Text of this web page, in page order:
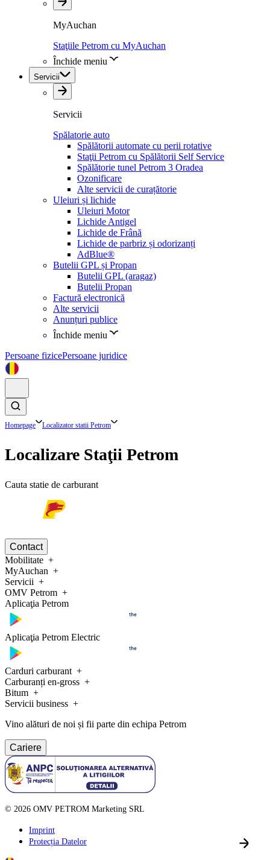
MyAuchan
Staţiile Petrom cu MyAuchan
Închide meniu
Servicii
Servicii
Spălatorie auto
Spălătorii automate cu perii rotative
Staţii Petrom cu Spălătorii Self Service
Spălătorie tunel Petrom 3 Oradea
Ozonificare
Alte servicii de curațătorie
Uleiuri și lichide
Uleiuri Motor
Lichide Antigel
Lichide de Frână
Lichide de parbriz și odorizanți
AdBlue®
Butelii GPL și Propan
Butelii GPL (aragaz)
Butelii Propan
Factură electronică
Alte servicii
Anunțuri publice
Închide meniu
Persoane fizicePersoane juridice
Homepage Localizator statii Petrom
Localizare Staţii Petrom
Cauta statie de carburant
Contact
Mobilitate
MyAuchan
Servicii
OMV Petrom
Aplicaţia Petrom
Aplicaţia Petrom Electric
Carduri carburant
Carburanți en-gross
Bitum
Servicii business
Vino alături de noi și fii parte din echipa Petrom
Cariere
© 2026 OMV PETROM Marketing SRL
Imprint
Protecția Datelor